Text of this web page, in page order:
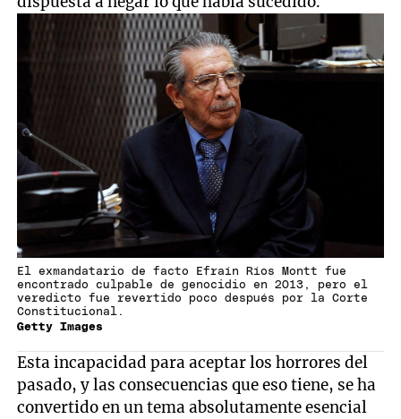
Getty Images
El exmandatario de facto Efraín Ríos Montt fue
encontrado culpable de genocidio en 2013, pero el
veredicto fue revertido poco después por la Corte
Constitucional.
Esta incapacidad para aceptar los horrores del
pasado, y las consecuencias que eso tiene, se ha
convertido en un tema absolutamente esencial